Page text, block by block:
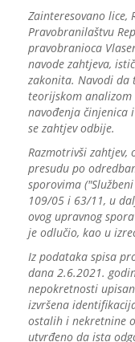
Zainteresovano lice,
Pravobranilaštvu
pravobranioca
navode zahtjeva,
zakonita. Navodi da
teorijskom analizom
navođenja činjenica
se zahtjev odbije.
Razmotrivši zahtjev,
presudu po
sporovima
109/05 i 63/11, u
ovog upravnog
je odlučio, kao u
Iz podataka spisa
dana 2.6.2021.
nepokretnosti
izvršena
ostalih i nekretnine
utvrđeno da ista